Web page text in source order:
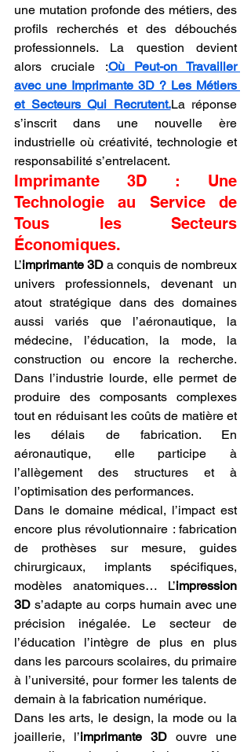
une mutation profonde des métiers, des
profils recherchés et des débouchés
professionnels. La question devient
alors cruciale :Où Peut-on Travailler
avec une Imprimante 3D ? Les Métiers
et Secteurs Qui Recrutent.La réponse
s’inscrit dans une nouvelle ère
industrielle où créativité, technologie et
responsabilité s’entrelacent.
Imprimante 3D : Une
Technologie au Service de
Tous les Secteurs
Économiques.
L’imprimante 3D a conquis de nombreux
univers professionnels, devenant un
atout stratégique dans des domaines
aussi variés que l’aéronautique, la
médecine, l’éducation, la mode, la
construction ou encore la recherche.
Dans l’industrie lourde, elle permet de
produire des composants complexes
tout en réduisant les coûts de matière et
les délais de fabrication. En
aéronautique, elle participe à
l’allègement des structures et à
l’optimisation des performances.
Dans le domaine médical, l’impact est
encore plus révolutionnaire : fabrication
de prothèses sur mesure, guides
chirurgicaux, implants spécifiques,
modèles anatomiques… L’impression
3D s’adapte au corps humain avec une
précision inégalée. Le secteur de
l’éducation l’intègre de plus en plus
dans les parcours scolaires, du primaire
à l’université, pour former les talents de
demain à la fabrication numérique.
Dans les arts, le design, la mode ou la
joaillerie, l’imprimante 3D ouvre une